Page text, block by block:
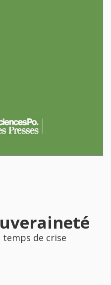
de crise